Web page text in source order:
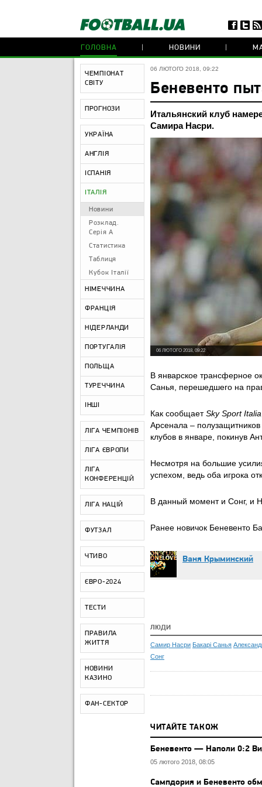
ГОЛОВНА НОВИНИ
ЧЕМПІОНАТ
СВІТУ
ПРОГНОЗИ
УКРАЇНА
АНГЛІЯ
ІСПАНІЯ
ІТАЛІЯ
Новини
Розклад.
Серія А
Статистика
Таблиця
Кубок Італії
НІМЕЧЧИНА
ФРАНЦІЯ
НІДЕРЛАНДИ
ПОРТУГАЛІЯ
ПОЛЬЩА
ТУРЕЧЧИНА
ІНШІ
ЛІГА ЧЕМПІОНІВ
ЛІГА ЄВРОПИ
ЛІГА
КОНФЕРЕНЦІЙ
ЛІГА НАЦІЙ
ФУТЗАЛ
ЧТИВО
ЄВРО-2024
ТЕСТИ
ПРАВИЛА
ЖИТТЯ
НОВИНИ
КАЗИНО
ФАН-СЕКТОР
06 ЛЮТОГО 2018, 09:22
Беневенто
Итальянский клуб
Самира Насри.
06 ЛЮТОГО 2018, 09:22
В январское трансферное
Санья, перешедшего на
Как сообщаетSky Sport Italia
Арсенала –
клубов в январе, покинув
Несмотря на большие
успехом, ведь оба игрока
В данный момент и Сонг, и
Ранее новичок Беневенто
Ваня Крыминский
ЛЮДИ
Самир Насри Бакарі Санья
Сонг
ЧИТАЙТЕ ТАКОЖ
Беневенто — Наполи 0:2
05 лютого 2018, 08:05
Сампдория и Беневенто